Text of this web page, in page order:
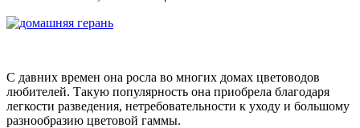
С давних времен она росла во многих домах цветоводов
любителей. Такую популярность она приобрела благодаря
легкости разведения, нетребовательности к уходу и большому
разнообразию цветовой гаммы.